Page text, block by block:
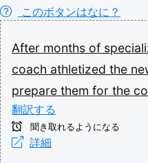
このボタンはなに？
After months of
coach athletized the
prepare them for the
翻訳する
聞き取れるようになる
詳細